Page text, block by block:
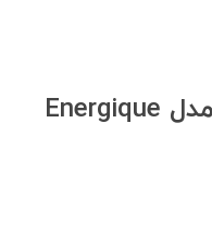
بادی اسپلش زنانه الارو مدل Energique